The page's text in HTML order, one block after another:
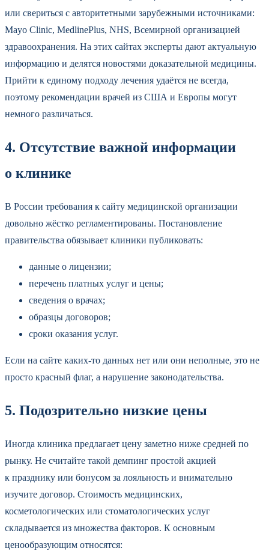
или свериться с авторитетными зарубежными источниками:
Mayo Clinic, MedlinePlus, NHS, Всемирной организацией
здравоохранения. На этих сайтах эксперты дают актуальную
информацию и делятся новостями доказательной медицины.
Прийти к единому подходу лечения удаётся не всегда,
поэтому рекомендации врачей из США и Европы могут
немного различаться.
4. Отсутствие важной информации
о клинике
В России требования к сайту медицинской организации
довольно жёстко регламентированы. Постановление
правительства обязывает клиники публиковать:
данные о лицензии;
перечень платных услуг и цены;
сведения о врачах;
образцы договоров;
сроки оказания услуг.
Если на сайте каких-то данных нет или они неполные, это не
просто красный флаг, а нарушение законодательства.
5. Подозрительно низкие цены
Иногда клиника предлагает цену заметно ниже средней по
рынку. Не считайте такой демпинг простой акцией
к празднику или бонусом за лояльность и внимательно
изучите договор. Стоимость медицинских,
косметологических или стоматологических услуг
складывается из множества факторов. К основным
ценообразующим относятся: